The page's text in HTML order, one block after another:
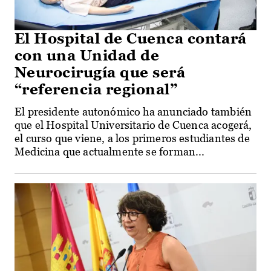
El Hospital de Cuenca contará
con una Unidad de
Neurocirugía que será
“referencia regional”
El presidente autonómico ha anunciado también
que el Hospital Universitario de Cuenca acogerá,
el curso que viene, a los primeros estudiantes de
Medicina que actualmente se forman...